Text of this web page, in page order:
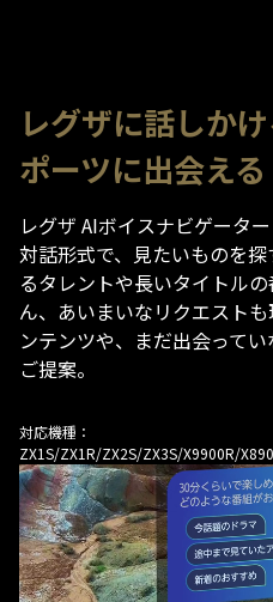
レグザに話しか
ポーツに出会える
レグザ AIボイスナビゲーター
対話形式で、見たいものを
るタレントや長いタイトル
ん、あいまいなリクエスト
ンテンツや、まだ出会って
ご提案。
対応機種：
ZX1S/ZX1R/ZX2S/ZX3S/X9900R/